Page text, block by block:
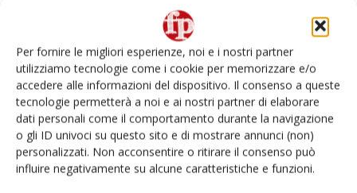
Per fornire le migliori esperienze, noi e i nostri partner
utilizziamo tecnologie come i cookie per memorizzare e/o
accedere alle informazioni del dispositivo. Il consenso a queste
tecnologie permetterà a noi e ai nostri partner di elaborare
dati personali come il comportamento durante la navigazione
o gli ID univoci su questo sito e di mostrare annunci (non)
personalizzati. Non acconsentire o ritirare il consenso può
influire negativamente su alcune caratteristiche e funzioni.